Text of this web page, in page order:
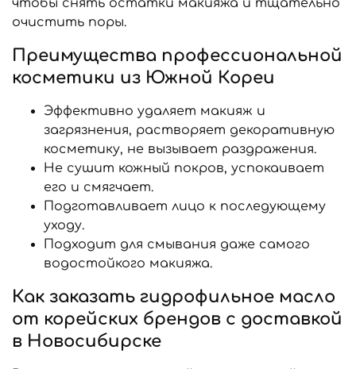
чтобы снять остатки макияжа и тщательно
очистить поры.
Преимущества профессиональной
косметики из Южной Кореи
Эффективно удаляет макияж и
загрязнения, растворяет декоративную
косметику, не вызывает раздражения.
Не сушит кожный покров, успокаивает
его и смягчает.
Подготавливает лицо к последующему
уходу.
Подходит для смывания даже самого
водостойкого макияжа.
Как заказать гидрофильное масло
от корейских брендов с доставкой
в Новосибирске